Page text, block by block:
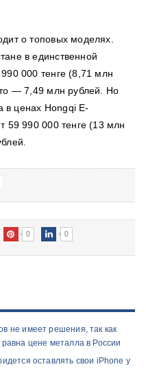
о топовых моделях.
в единственной
000 тенге (8,71 млн
— 7,49 млн рублей. Но
в ценах Hongqi E-
59 990 000 тенге (13 млн
0 0
не имеет решения, так как
цене металла в России
оставлять свои iPhone у